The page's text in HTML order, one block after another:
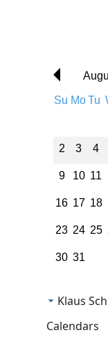
Su MoTu
2 3 4
9 10 11
16 17 18
23 24 25
30 31
Klaus
Calendars